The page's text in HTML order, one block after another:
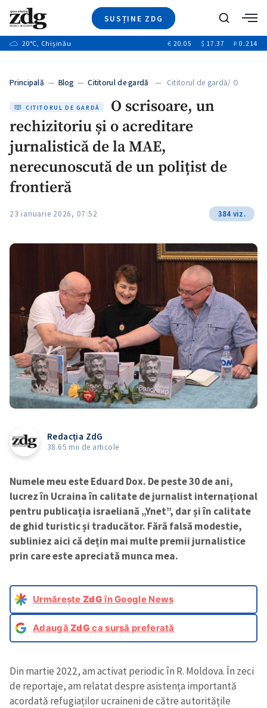
SUSȚINE ZDG
Ştiri
+6
Video
Special
+1
+2
Caută
20°C, Chișinău € 20.05 $ 17.37 ₽ 0.214
Principală — Blog —Cititorul de gardă — Cititorul de gardă/ O
CITITORUL DE GARDĂ
O scrisoare, un
rechizitoriu și o acreditare
jurnalistică de la MAE,
nerecunoscută de un polițist de
frontieră
23 ianuarie 2026, 07:52 384 viz.
Redacția ZdG
38.65 mii de articole
Numele meu este Eduard Dox. De peste 30 de ani,
lucrez în Ucraina în calitate de jurnalist internațional
pentru publicația israeliană „Ynet”, dar și în calitate
de ghid turistic și traducător. Fără falsă modestie,
subliniez aici că dețin mai multe premii jurnalistice
prin care este apreciată munca mea.
Urmărește ZdGîn Google News
AdaugăZdG ca sursă preferată
Din martie 2022, am activat periodic în R. Moldova. În zeci
de reportaje, am relatat despre asistența importantă
acordată refugiaților ucraineni de către autoritățile